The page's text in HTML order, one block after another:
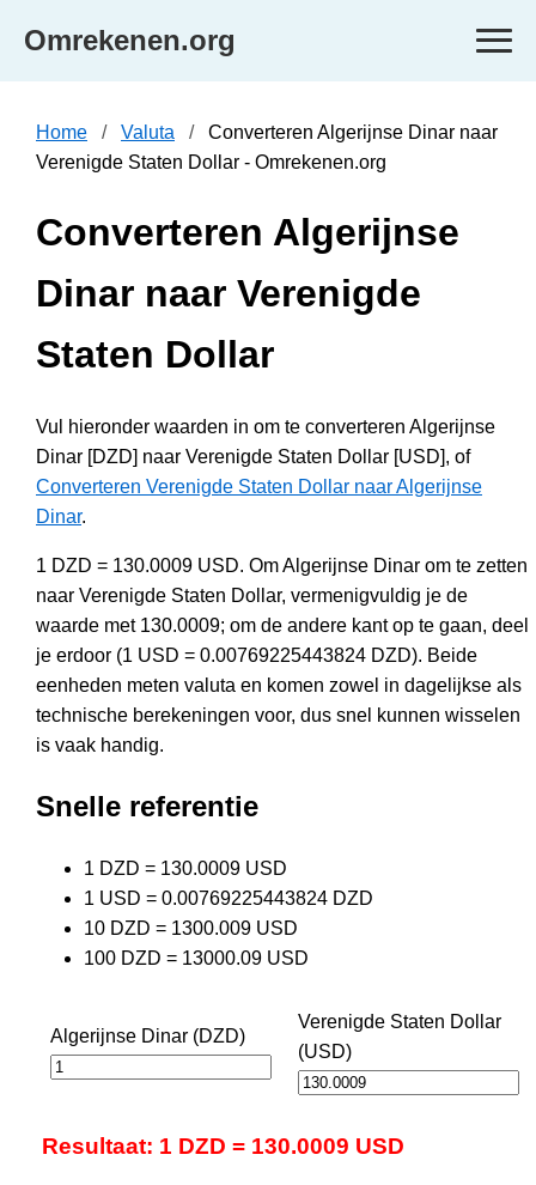
Omrekenen.org
Home Valuta
Converteren Algerijnse Dinar naar
Verenigde Staten Dollar - Omrekenen.org
Converteren Algerijnse
Dinar naar Verenigde
Staten Dollar
Vul hieronder waarden in om te converteren Algerijnse
Dinar [DZD] naar Verenigde Staten Dollar [USD], of
Converteren Verenigde Staten Dollar naar Algerijnse
Dinar.
1 DZD = 130.0009 USD. Om Algerijnse Dinar om te zetten
naar Verenigde Staten Dollar, vermenigvuldig je de
waarde met 130.0009; om de andere kant op te gaan, deel
je erdoor (1 USD = 0.00769225443824 DZD). Beide
eenheden meten valuta en komen zowel in dagelijkse als
technische berekeningen voor, dus snel kunnen wisselen
is vaak handig.
Snelle referentie
1 DZD = 130.0009 USD
1 USD = 0.00769225443824 DZD
10 DZD = 1300.009 USD
100 DZD = 13000.09 USD
Algerijnse Dinar (DZD)
Verenigde Staten Dollar
(USD)
Resultaat: 1 DZD = 130.0009 USD